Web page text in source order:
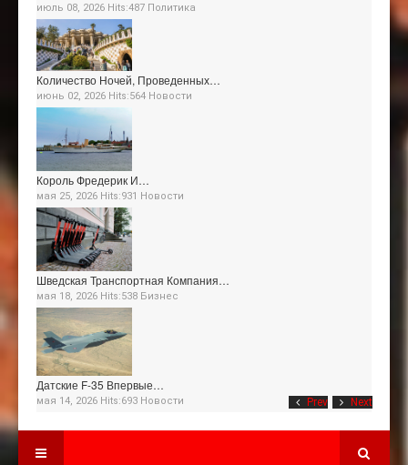
Prev Next
июль 08, 2026 Hits:487 Политика
Количество Ночей, Проведенных…
июнь 02, 2026 Hits:564 Новости
Король Фредерик И…
мая 25, 2026 Hits:931 Новости
Шведская Транспортная Компания…
мая 18, 2026 Hits:538 Бизнес
Датские F-35 Впервые…
мая 14, 2026 Hits:693 Новости